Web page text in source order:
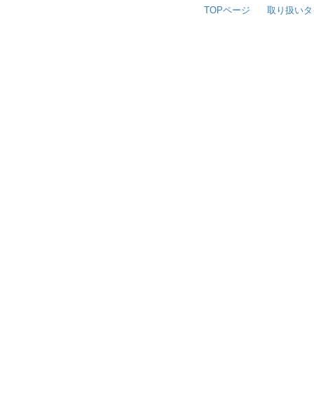
TOPページ 取り扱い